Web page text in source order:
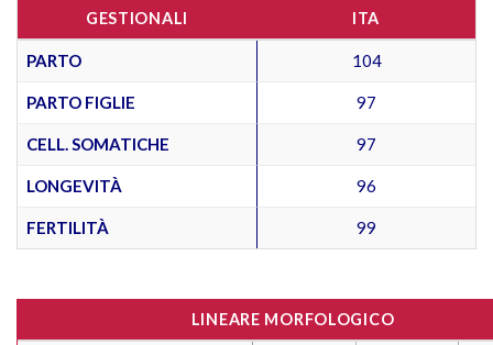
GESTIONALI ITA
PARTO 104
PARTO FIGLIE 97
CELL. SOMATICHE 97
LONGEVITÀ 96
FERTILITÀ 99
LINEARE MORFOLOGICO